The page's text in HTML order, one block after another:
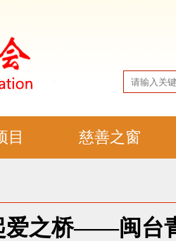
目 慈善之窗
爱之桥​——闽台